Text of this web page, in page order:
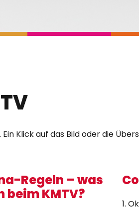
Klick auf das Bild oder die
Regeln – was
beim KMTV?
1.